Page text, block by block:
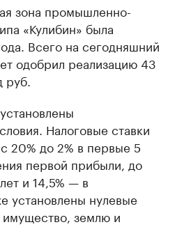
зона промышленно-
«Кулибин» была
Всего на сегодняшний
одобрил реализацию 43
руб.
Налоговые ставки
20% до 2% в первые 5
первой прибыли, до
и 14,5% — в
установлены нулевые
имущество, землю и